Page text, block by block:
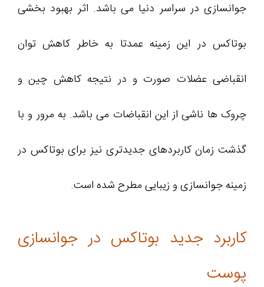
جوانسازی در سراسر دنیا می باشد. اثر بهبود بخشی
بوتاکس در این زمینه عمدتا به خاطر کاهش توان
انقباضی عضلات صورت و در نتیجه کاهش چین و
چروک ها ناشی از این انقباضات می باشد. به مرور و با
گذشت زمان کاربردهای جدیدتری نیز برای بوتاکس در
زمینه جوانسازی و زیبایی مطرح شده است.
کاربرد جدید بوتاکس در جوانسازی
پوست